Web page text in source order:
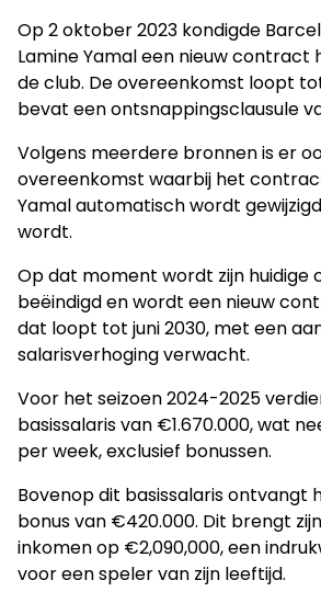
Op 2 oktober 2023 kondigde
Lamine Yamal een nieuw contract
de club. De overeenkomst loopt
bevat een ontsnappingsclausule
Volgens meerdere bronnen is er
overeenkomst waarbij het
Yamal automatisch wordt
wordt.
Op dat moment wordt zijn huidige
beëindigd en wordt een nieuw
dat loopt tot juni 2030, met een
salarisverhoging verwacht.
Voor het seizoen 2024-2025
basissalaris van €1.670.000, wat
per week, exclusief bonussen.
Bovenop dit basissalaris ontvangt
bonus van €420.000. Dit brengt
inkomen op €2,090,000, een
voor een speler van zijn leeftijd.